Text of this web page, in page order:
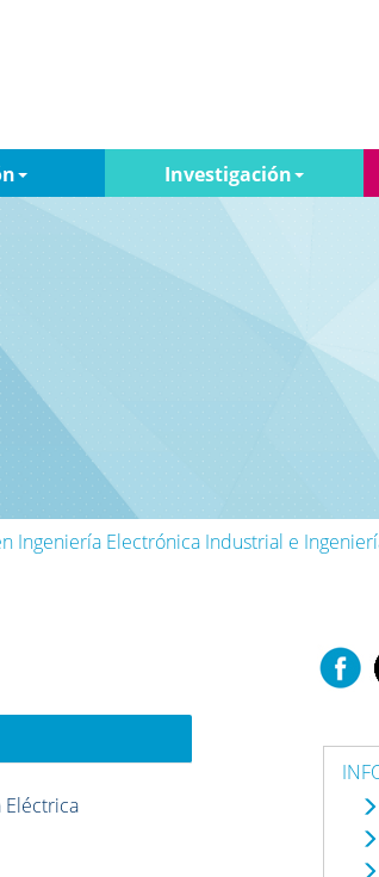
Investigación
Ingeniería Electrónica Industrial e
Eléctrica